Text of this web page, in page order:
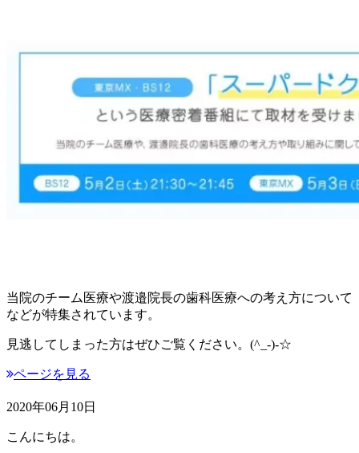
当院のチーム医療や渡邉院長の歯科医療への考え方について
などが特集されています。
見逃してしまった方はぜひご覧ください。(^_-)-☆
ページを見る
2020年06月10日
こんにちは。